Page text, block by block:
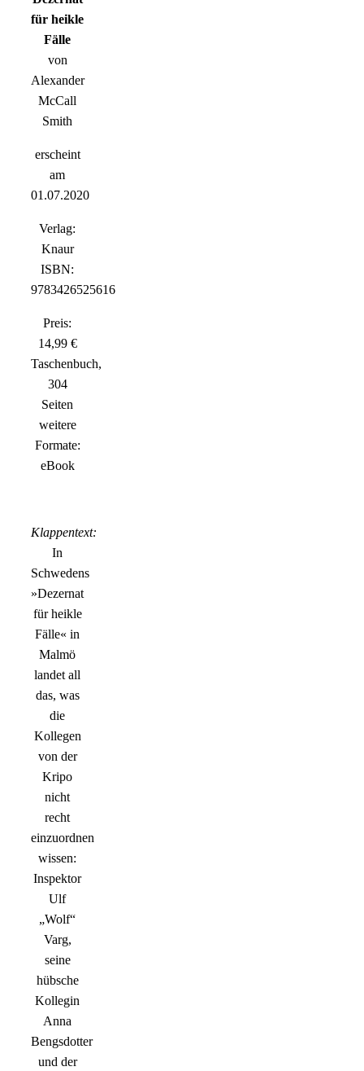
für heikle
Fälle
von
Alexander
McCall
Smith
erscheint
am
01.07.2020
Verlag:
Knaur
ISBN:
9783426525616
Preis:
14,99 €
Taschenbuch,
304
Seiten
weitere
Formate:
eBook
Klappentext:
In
Schwedens
»Dezernat
für heikle
Fälle« in
Malmö
landet all
das, was
die
Kollegen
von der
Kripo
nicht
recht
einzuordnen
wissen:
Inspektor
Ulf
„Wolf“
Varg,
seine
hübsche
Kollegin
Anna
Bengsdotter
und der